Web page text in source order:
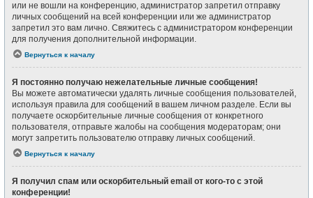
или не вошли на конференцию, администратор запретил отправку
личных сообщений на всей конференции или же администратор
запретил это вам лично. Свяжитесь с администратором конференции
для получения дополнительной информации.
Вернуться к началу
Я постоянно получаю нежелательные личные сообщения!
Вы можете автоматически удалять личные сообщения пользователей,
используя правила для сообщений в вашем личном разделе. Если вы
получаете оскорбительные личные сообщения от конкретного
пользователя, отправьте жалобы на сообщения модераторам; они
могут запретить пользователю отправку личных сообщений.
Вернуться к началу
Я получил спам или оскорбительный email от кого-то с этой
конференции!